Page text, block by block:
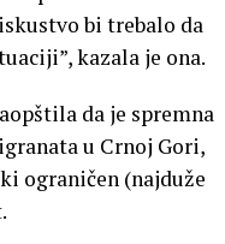
bi trebalo da
kazala je ona.
da je spremna
u Crnoj Gori,
ograničen (najduže